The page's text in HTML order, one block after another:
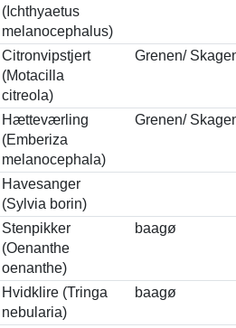
(Ichthyaetus
melanocephalus)
Citronvipstjert
(Motacilla
citreola)
Grenen/
Hætteværling
(Emberiza
melanocephala)
Grenen/
Havesanger
(Sylvia borin)
Stenpikker
(Oenanthe
oenanthe)
baagø
Hvidklire (Tringa
nebularia)
baagø